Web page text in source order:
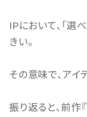
IPにおいて、「選
きい。
その意味で、アイ
振り返ると、前作